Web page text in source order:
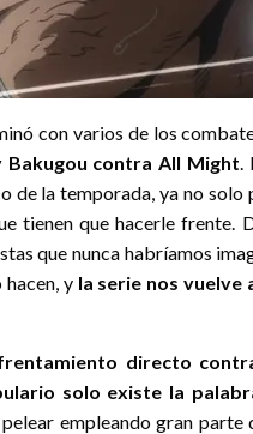
con varios de los
Bakugou contra All Might.
de la temporada, ya no
tienen que hacerle frente.
que nunca habríamos
y la serie nos vuelve
directo
solo existe la
empleando gran parte